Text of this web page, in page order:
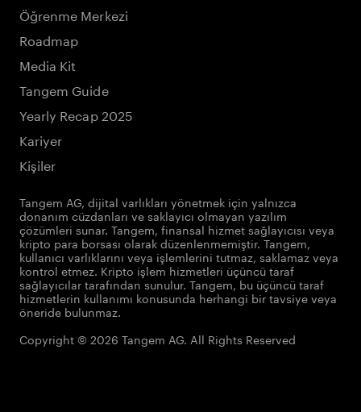
Öğrenme Merkezi
Roadmap
Media Kit
Tangem Guide
Yearly Recap 2025
Kariyer
Kişiler
Tangem AG, dijital varlıkları yönetmek için yalnızca
donanım cüzdanları ve saklayıcı olmayan yazılım
çözümleri sunar. Tangem, finansal hizmet sağlayıcısı veya
kripto para borsası olarak düzenlenmemiştir. Tangem,
kullanıcı varlıklarını veya işlemlerini tutmaz, saklamaz veya
kontrol etmez. Kripto işlem hizmetleri üçüncü taraf
sağlayıcılar tarafından sunulur. Tangem, bu üçüncü taraf
hizmetlerin kullanımı konusunda herhangi bir tavsiye veya
öneride bulunmaz.